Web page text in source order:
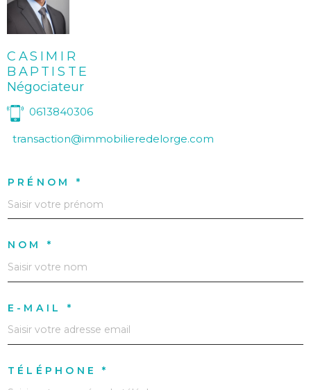
CASIMIR
BAPTISTE
Négociateur
0613840306
transaction@immobilieredelorge.com
PRÉNOM *
NOM *
E-MAIL *
TÉLÉPHONE *